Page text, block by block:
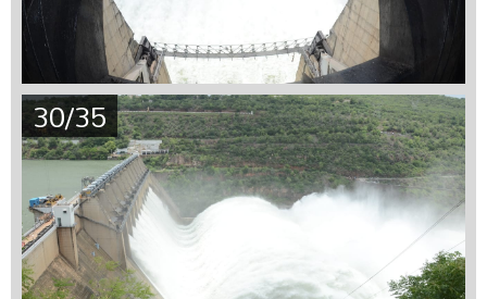
30/35